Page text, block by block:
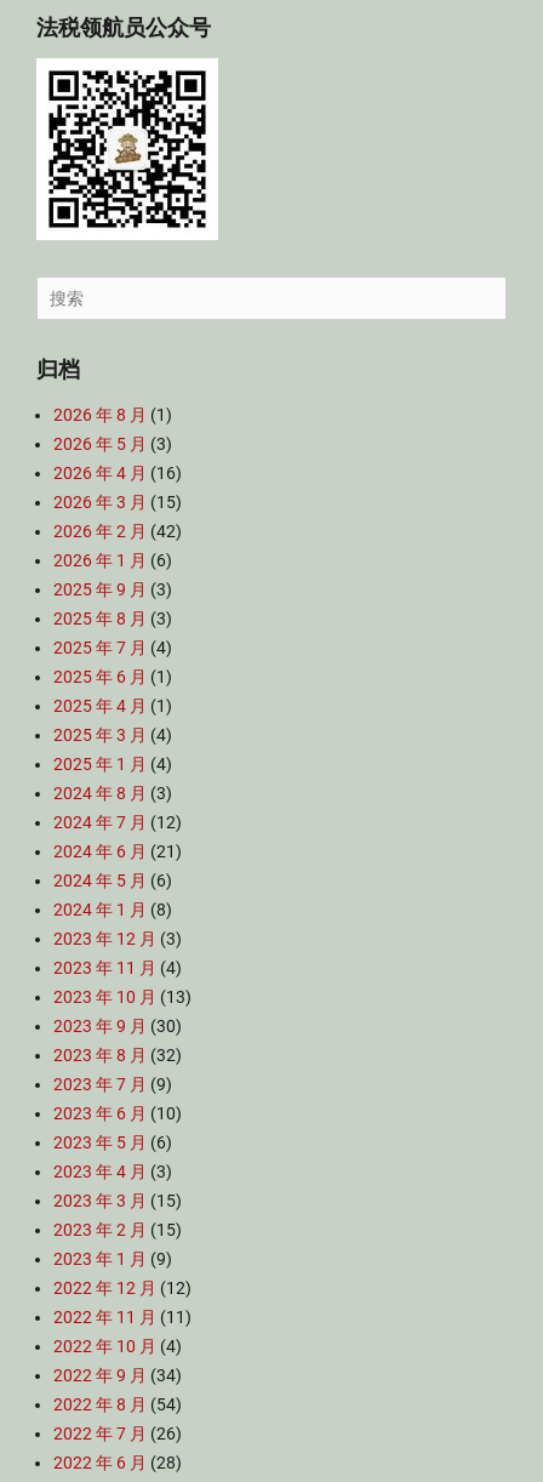
法税领航员公众号
Search
for:
归档
2026 年 8 月 (1)
2026 年 5 月 (3)
2026 年 4 月 (16)
2026 年 3 月 (15)
2026 年 2 月 (42)
2026 年 1 月 (6)
2025 年 9 月 (3)
2025 年 8 月 (3)
2025 年 7 月 (4)
2025 年 6 月 (1)
2025 年 4 月 (1)
2025 年 3 月 (4)
2025 年 1 月 (4)
2024 年 8 月 (3)
2024 年 7 月 (12)
2024 年 6 月 (21)
2024 年 5 月 (6)
2024 年 1 月 (8)
2023 年 12 月 (3)
2023 年 11 月 (4)
2023 年 10 月 (13)
2023 年 9 月 (30)
2023 年 8 月 (32)
2023 年 7 月 (9)
2023 年 6 月 (10)
2023 年 5 月 (6)
2023 年 4 月 (3)
2023 年 3 月 (15)
2023 年 2 月 (15)
2023 年 1 月 (9)
2022 年 12 月 (12)
2022 年 11 月 (11)
2022 年 10 月 (4)
2022 年 9 月 (34)
2022 年 8 月 (54)
2022 年 7 月 (26)
2022 年 6 月 (28)